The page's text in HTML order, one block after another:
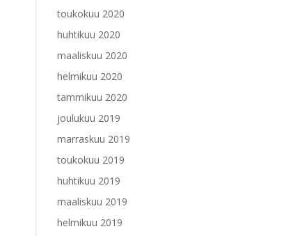
toukokuu 2020
huhtikuu 2020
maaliskuu 2020
helmikuu 2020
tammikuu 2020
joulukuu 2019
marraskuu 2019
toukokuu 2019
huhtikuu 2019
maaliskuu 2019
helmikuu 2019